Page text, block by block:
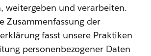
weitergeben und verarbeiten.
Zusammenfassung der
fasst unsere Praktiken
personenbezogener Daten